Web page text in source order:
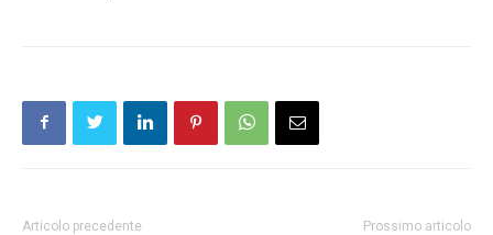
Articolo precedente Prossimo articolo